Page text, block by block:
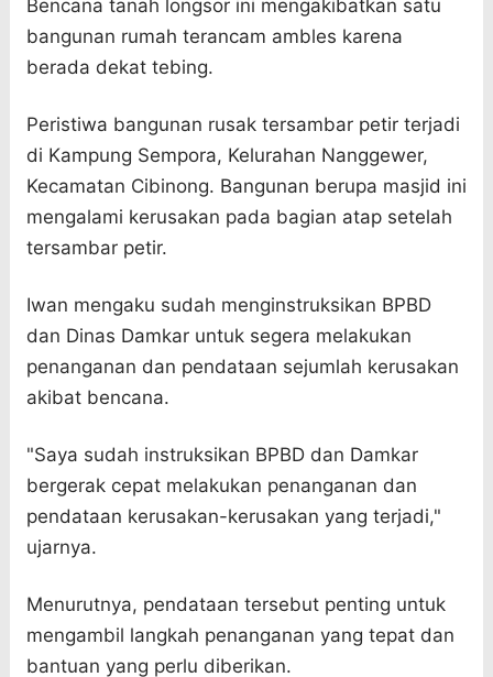
Bencana tanah longsor ini mengakibatkan satu
bangunan rumah terancam ambles karena
berada dekat tebing.
Peristiwa bangunan rusak tersambar petir terjadi
di Kampung Sempora, Kelurahan Nanggewer,
Kecamatan Cibinong. Bangunan berupa masjid ini
mengalami kerusakan pada bagian atap setelah
tersambar petir.
Iwan mengaku sudah menginstruksikan BPBD
dan Dinas Damkar untuk segera melakukan
penanganan dan pendataan sejumlah kerusakan
akibat bencana.
"Saya sudah instruksikan BPBD dan Damkar
bergerak cepat melakukan penanganan dan
pendataan kerusakan-kerusakan yang terjadi,"
ujarnya.
Menurutnya, pendataan tersebut penting untuk
mengambil langkah penanganan yang tepat dan
bantuan yang perlu diberikan.